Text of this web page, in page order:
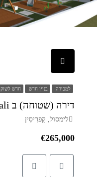
למכירה בניין חדש חדש לשוק
דירה (שטוחה) ב Ekali, לימסול למכירה
לימסול, קַפרִיסִין
€265,000